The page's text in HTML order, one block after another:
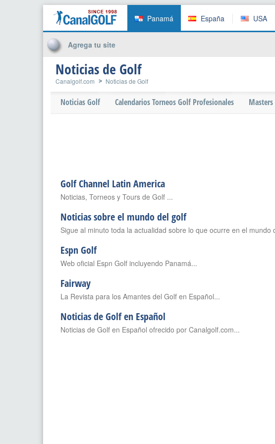
Panamá España USA
Agrega tu site
Noticias de Golf
Canalgolf.com Noticias de Golf
Noticias Golf Calendarios Torneos Golf Profesionales
Golf Channel Latin America
Noticias, Torneos y Tours de Golf ...
Noticias sobre el mundo del golf
Sigue al minuto toda la actualidad sobre lo que ocurre en el
Espn Golf
Web oficial Espn Golf incluyendo Panamá...
Fairway
La Revista para los Amantes del Golf en Español...
Noticias de Golf en Español
Noticias de Golf en Español ofrecido por Canalgolf.com...